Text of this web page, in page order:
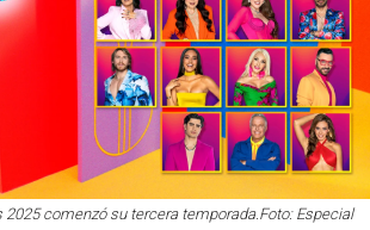
2025 comenzó su tercera temporada.Foto: Especial